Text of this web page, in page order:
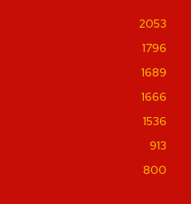
2053
1796
1689
1666
1536
913
800